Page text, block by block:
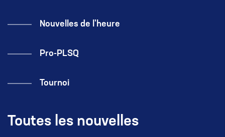
Nouvelles de l'heure
Pro-PLSQ
Tournoi
Toutes les nouvelles